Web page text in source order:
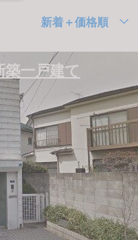
新着＋価格順
築一戸建て